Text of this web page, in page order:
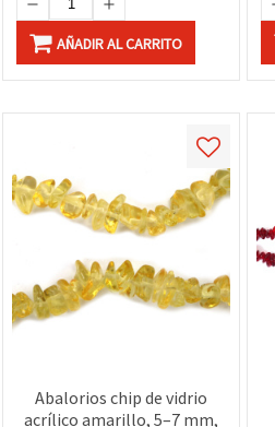
AÑADIR AL CARRITO
Abalorios chip de vidrio
acrílico amarillo, 5–7 mm,